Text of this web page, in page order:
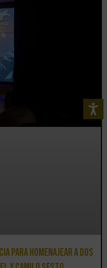
para homenajear a dos